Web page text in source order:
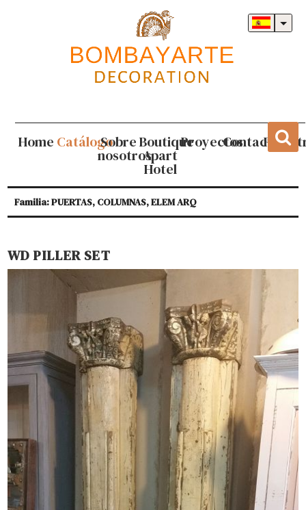
Home CatálogoSobre
nosotros
Boutique
Apart
Hotel
ProyectosContacto
Familia: PUERTAS, COLUMNAS, ELEM ARQ
WD PILLER SET